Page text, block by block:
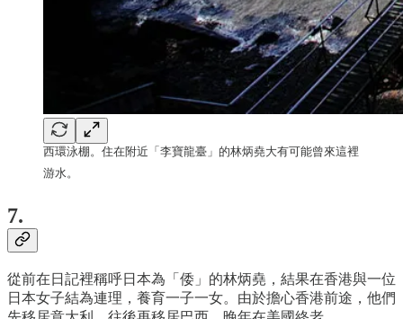
西環泳棚。住在附近「李寶龍臺」的林炳堯大有可能曾來這裡
游水。
7.
從前在日記裡稱呼日本為「倭」的林炳堯，結果在香港與一位
日本女子結為連理，養育一子一女。由於擔心香港前途，他們